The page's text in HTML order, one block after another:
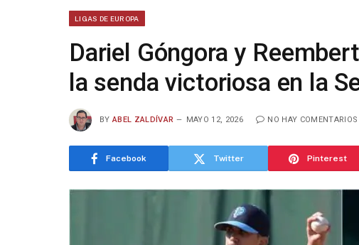
LIGAS DE EUROPA
Dariel Góngora y
la senda victoriosa en la
BY ABEL ZALDÍVAR MAYO 12, 2026 NO HAY COMENTARIOS
Facebook Twitter Pinterest